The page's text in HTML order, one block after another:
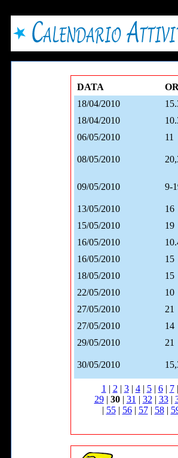
DATA
18/04/2010
18/04/2010
06/05/2010
11
08/05/2010
09/05/2010 9-
13/05/2010
16
15/05/2010
19
16/05/2010
16/05/2010
15
18/05/2010
15
22/05/2010
10
27/05/2010
21
27/05/2010
14
29/05/2010
21
30/05/2010
1 | 2 | 3| 4| 5| 6| 7|
29| 30| 31 | 32 | 33|
| 55| 56| 57| 58|